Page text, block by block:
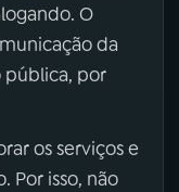
O
da
pública, por
os serviços e
Por isso, não